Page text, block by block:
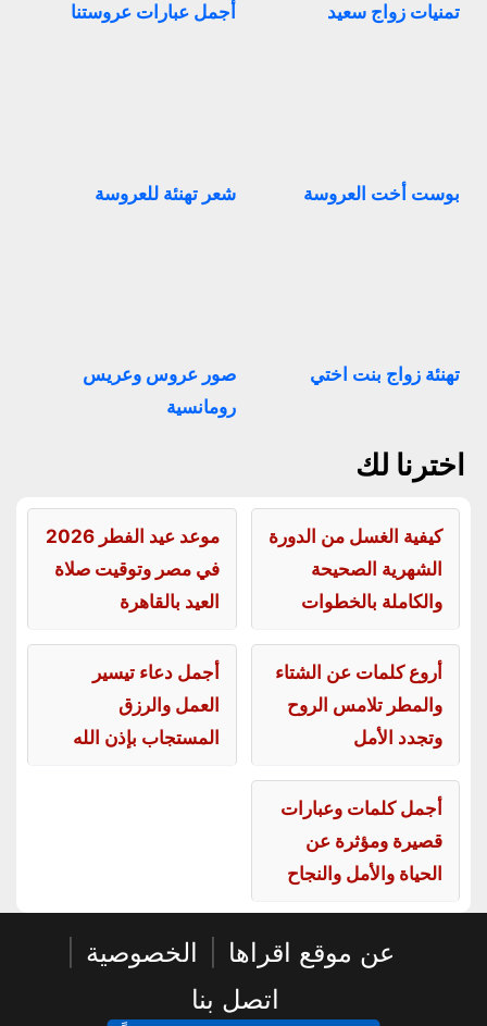
تمنيات زواج سعيد أجمل عبارات عروستنا
بوست أخت العروسة شعر تهنئة للعروسة
تهنئة زواج بنت اختي
صور عروس وعريس
رومانسية
اخترنا لك
كيفية الغسل من الدورة
الشهرية الصحيحة
والكاملة بالخطوات
موعد عيد الفطر 2026
في مصر وتوقيت صلاة
العيد بالقاهرة
أروع كلمات عن الشتاء
والمطر تلامس الروح
وتجدد الأمل
أجمل دعاء تيسير
العمل والرزق
المستجاب بإذن الله
أجمل كلمات وعبارات
قصيرة ومؤثرة عن
الحياة والأمل والنجاح
عن موقع اقراها الخصوصية
اتصل بنا